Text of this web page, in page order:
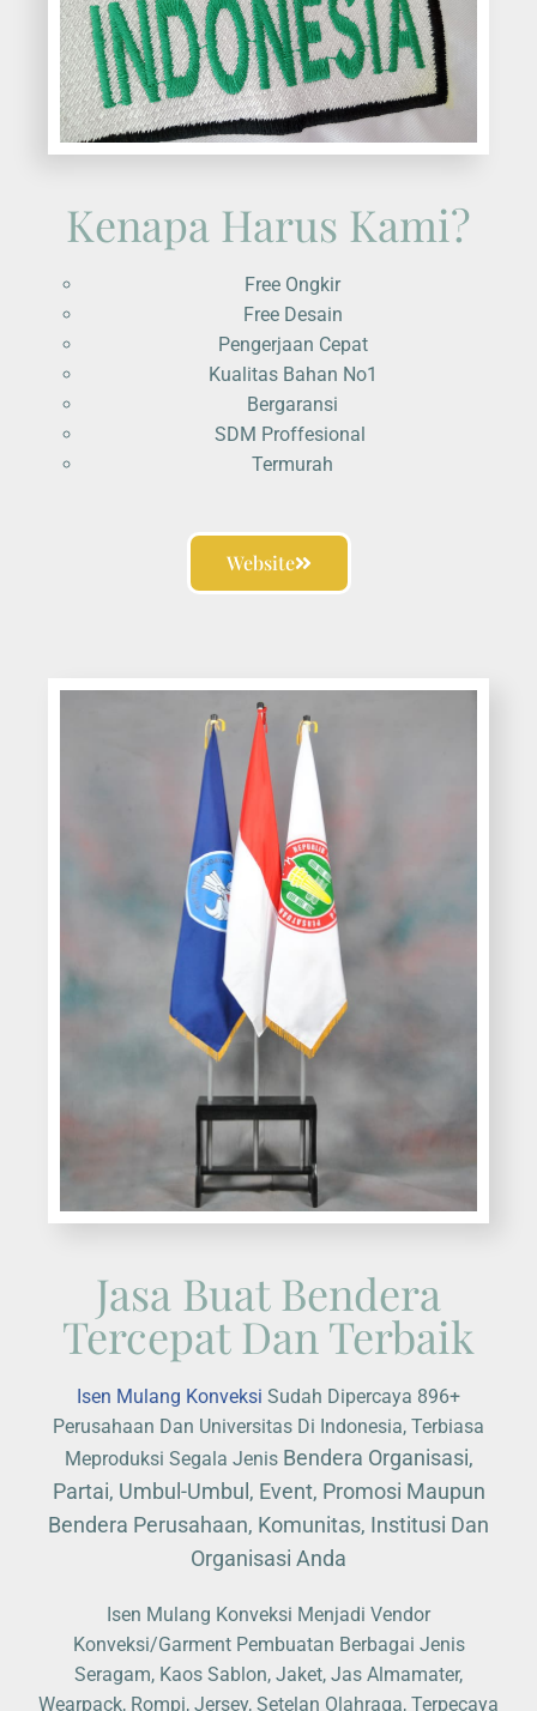
Kenapa Harus Kami?
Free Ongkir
Free Desain
Pengerjaan Cepat
Kualitas Bahan No1
Bergaransi
SDM Proffesional
Termurah
Website
Jasa Buat Bendera
Tercepat Dan Terbaik
Isen Mulang Konveksi Sudah Dipercaya 896+
Perusahaan Dan Universitas Di Indonesia, Terbiasa
Meproduksi Segala Jenis Bendera Organisasi,
Partai, Umbul-Umbul, Event, Promosi Maupun
Bendera Perusahaan, Komunitas, Institusi Dan
Organisasi Anda
Isen Mulang Konveksi Menjadi Vendor
Konveksi/Garment Pembuatan Berbagai Jenis
Seragam, Kaos Sablon, Jaket, Jas Almamater,
Wearpack, Rompi, Jersey, Setelan Olahraga, Terpecaya